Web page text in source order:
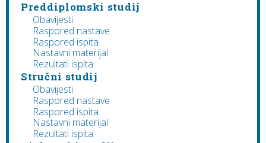
Preddiplomski studij
Obavijesti
Raspored nastave
Raspored ispita
Nastavni materijal
Rezultati ispita
Stručni studij
Obavijesti
Raspored nastave
Raspored ispita
Nastavni materijal
Rezultati ispita